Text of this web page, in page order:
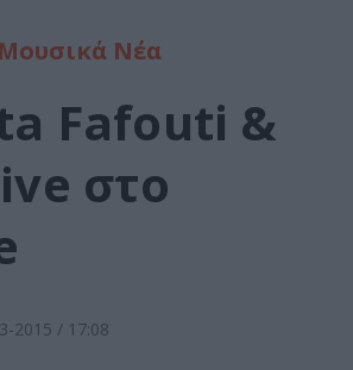
Μουσικά Νέα
Fafouti &
στο
2015 / 17:08